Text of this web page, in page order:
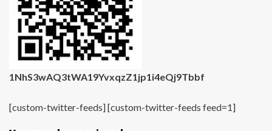
1NhS3wAQ3tWA19YvxqzZ1jp1i4eQj9Tbbf
[custom-twitter-feeds] [custom-twitter-feeds feed=1]